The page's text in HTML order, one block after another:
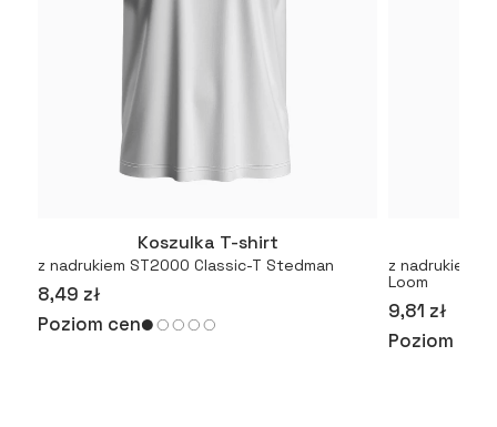
Więcej
Koszulka T-shirt
z nadrukiem ST2000 Classic-T Stedman
8,49 zł
Poziom cen
z nadrukiem
Loom
9,81 zł
Poziom cen